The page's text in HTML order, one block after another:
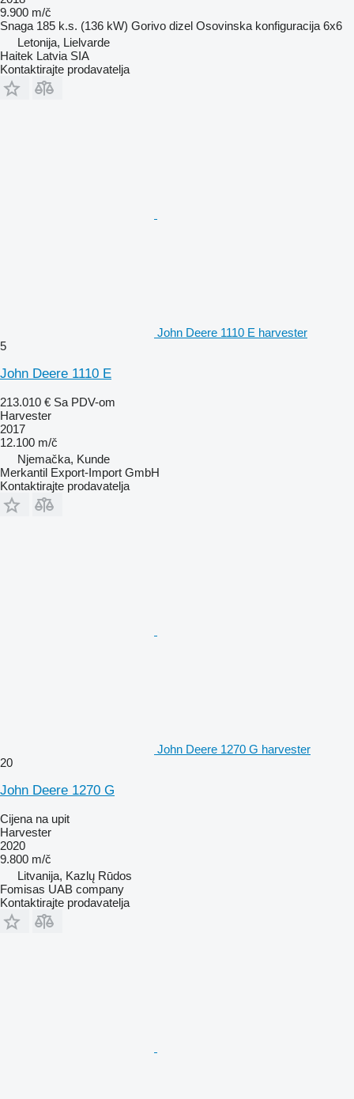
9.900 m/č
Snaga 185 k.s. (136 kW) Gorivo dizel Osovinska konfiguracija 6x6
Letonija, Lielvarde
Haitek Latvia SIA
Kontaktirajte prodavatelja
John Deere 1110 E harvester
5
John Deere 1110 E
213.010 € Sa PDV-om
Harvester
2017
12.100 m/č
Njemačka, Kunde
Merkantil Export-Import GmbH
Kontaktirajte prodavatelja
John Deere 1270 G harvester
20
John Deere 1270 G
Cijena na upit
Harvester
2020
9.800 m/č
Litvanija, Kazlų Rūdos
Fomisas UAB company
Kontaktirajte prodavatelja